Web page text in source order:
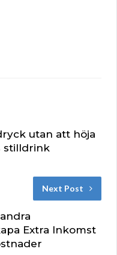
utan att höja
stilldrink
Next Post
Extra Inkomst